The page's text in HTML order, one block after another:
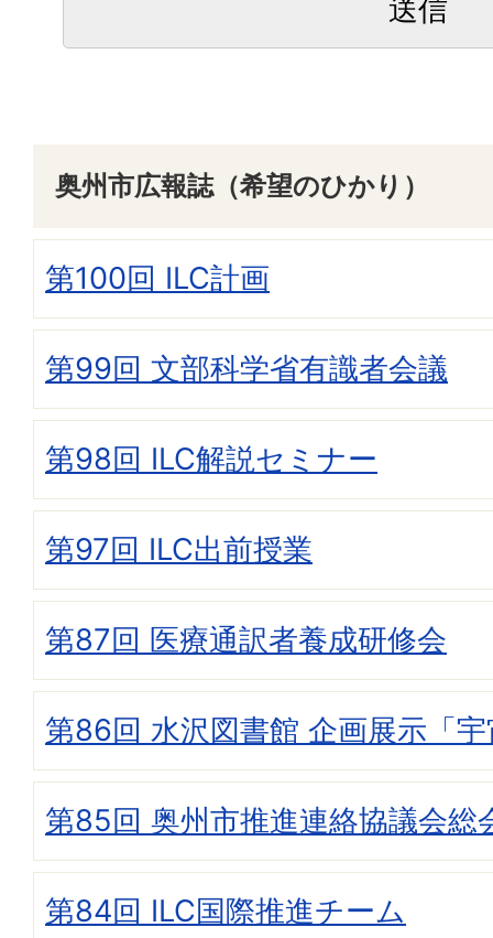
奥州市広報誌（希望のひかり）
第100回 ILC計画
第99回 文部科学省有識者会議
第98回 ILC解説セミナー
第97回 ILC出前授業
第87回 医療通訳者養成研修会
第86回 水沢図書館 企画展示「
第85回 奥州市推進連絡協議会総
第84回 ILC国際推進チーム